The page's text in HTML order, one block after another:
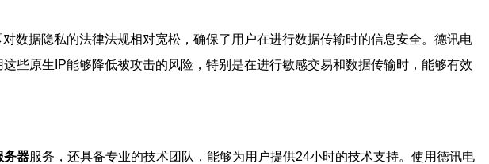
对数据隐私的法律法规相对宽松，确保了用户在进行数据传输时的信息安全。德讯电
些原生IP能够降低被攻击的风险，特别是在进行敏感交易和数据传输时，能够有效
务器服务，还具备专业的技术团队，能够为用户提供24小时的技术支持。使用德讯电